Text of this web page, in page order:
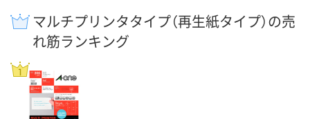
マルチプリンタタイプ（再生紙タイプ）の売
れ筋ランキング